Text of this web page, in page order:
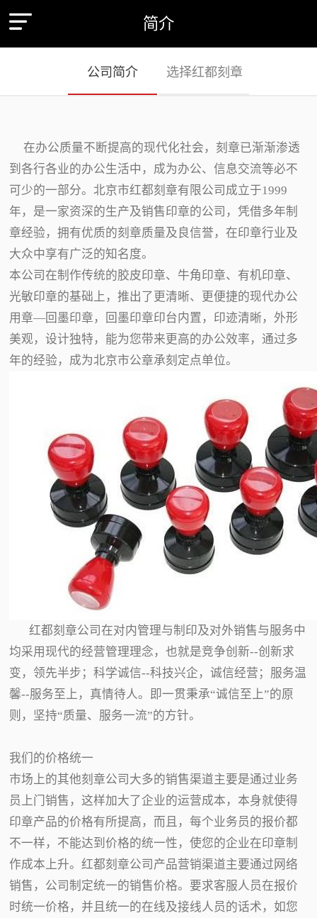
简介
公司简介 选择红都刻章
在办公质量不断提高的现代化社会，刻章已渐渐渗透
到各行各业的办公生活中，成为办公、信息交流等必不
可少的一部分。北京市红都刻章有限公司成立于1999
年，是一家资深的生产及销售印章的公司，凭借多年制
章经验，拥有优质的刻章质量及良信誉，在印章行业及
大众中享有广泛的知名度。
本公司在制作传统的胶皮印章、牛角印章、有机印章、
光敏印章的基础上，推出了更清晰、更便捷的现代办公
用章—回墨印章，回墨印章印台内置，印迹清晰，外形
美观，设计独特，能为您带来更高的办公效率，通过多
年的经验，成为北京市公章承刻定点单位。
红都刻章公司在对内管理与制印及对外销售与服务中
均采用现代的经营管理理念，也就是竞争创新--创新求
变，领先半步；科学诚信--科技兴企，诚信经营；服务温
馨--服务至上，真情待人。即一贯秉承“诚信至上”的原
则，坚持“质量、服务一流”的方针。
我们的价格统一
市场上的其他刻章公司大多的销售渠道主要是通过业务
员上门销售，这样加大了企业的运营成本，本身就使得
印章产品的价格有所提高，而且，每个业务员的报价都
不一样，不能达到价格的统一性，使您的企业在印章制
作成本上升。红都刻章公司产品营销渠道主要通过网络
销售，公司制定统一的销售价格。要求客服人员在报价
时统一价格，并且统一的在线及接线人员的话术，如您